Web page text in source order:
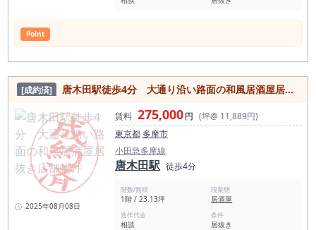
Point
[成約済] 唐木田駅徒歩4分 大通り沿い路面の和風居酒屋居抜き店舗物件
2025年08月08日
賃料 275,000円 (坪@ 11,889円)
東京都 多摩市
小田急多摩線
唐木田駅 徒歩4分
階数/面積
1階 / 23.13坪
現業態
居酒屋
造作代金
相談
条件
居抜き